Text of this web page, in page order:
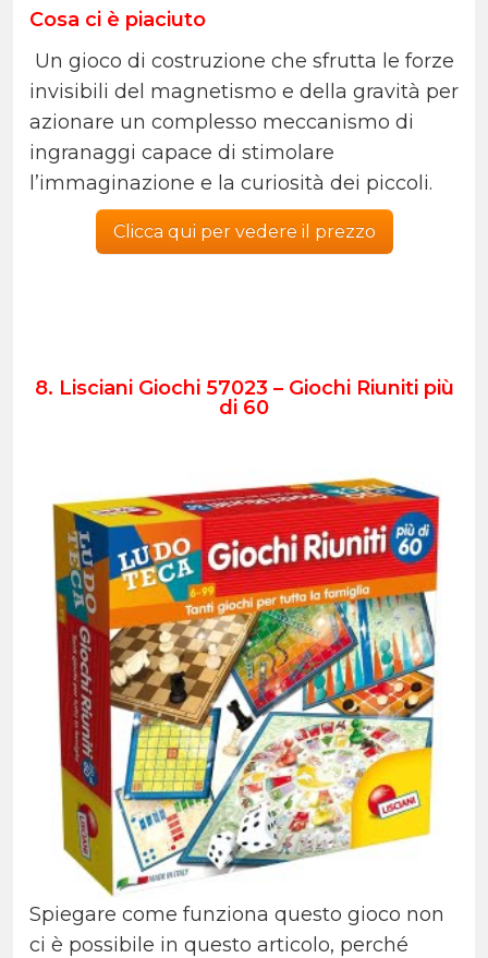
Cosa ci è piaciuto
Un gioco di costruzione che sfrutta le forze
invisibili del magnetismo e della gravità per
azionare un complesso meccanismo di
ingranaggi capace di stimolare
l’immaginazione e la curiosità dei piccoli.
Clicca qui per vedere il prezzo
8. Lisciani Giochi 57023 – Giochi Riuniti più
di 60
Spiegare come funziona questo gioco non
ci è possibile in questo articolo, perché